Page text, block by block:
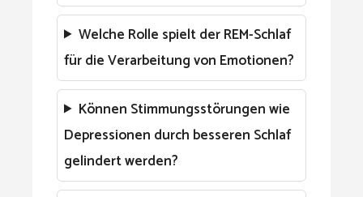
Welche Rolle spielt der REM-Schlaf
für die Verarbeitung von Emotionen?
Können Stimmungsstörungen wie
Depressionen durch besseren Schlaf
gelindert werden?